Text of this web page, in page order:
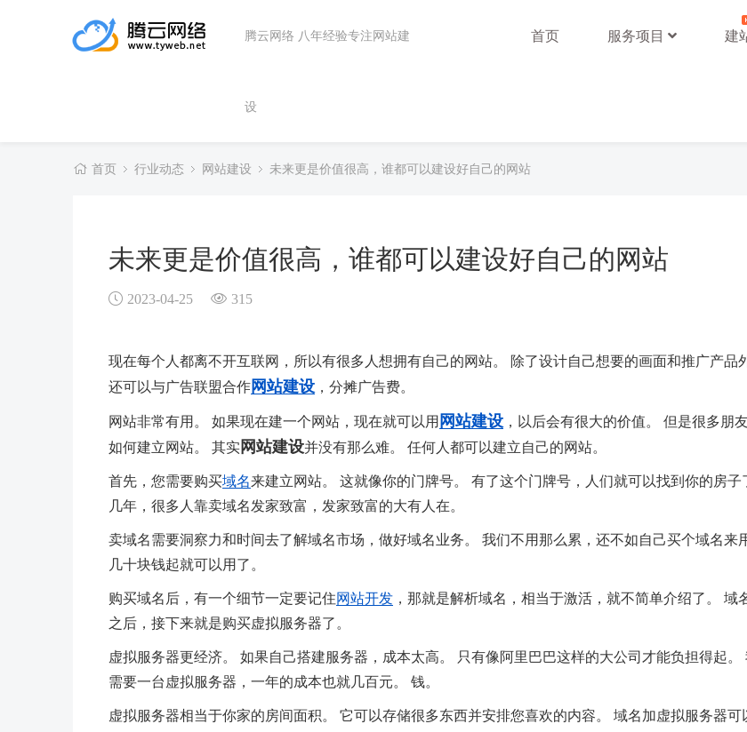
腾云网络 八年经验专注网站建
设
首页 服务项目 建
首页 行业动态 网站建设 未来更是价值很高，谁都可以建设好自己的网站
未来更是价值很高，谁都可以建设好自己的网站
2023-04-25 315
现在每个人都离不开互联网，所以有很多人想拥有自己的网站。 除了设计自己想要的画面和推广产品
还可以与广告联盟合作网站建设 ，分摊广告费。
网站非常有用。 如果现在建一个网站，现在就可以用 网站建设 ，以后会有很大的价值。 但是很多朋
如何建立网站。 其实网站建设并没有那么难。 任何人都可以建立自己的网站。
首先，您需要购买域名来建立网站。 这就像你的门牌号。 有了这个门牌号，人们就可以找到你的房子
几年，很多人靠卖域名发家致富，发家致富的大有人在。
卖域名需要洞察力和时间去了解域名市场，做好域名业务。 我们不用那么累，还不如自己买个域名来
几十块钱起就可以用了。
购买域名后，有一个细节一定要记住网站开发 ，那就是解析域名，相当于激活，就不简单介绍了。 域
之后，接下来就是购买虚拟服务器了。
虚拟服务器更经济。 如果自己搭建服务器，成本太高。 只有像阿里巴巴这样的大公司才能负担得起。
需要一台虚拟服务器，一年的成本也就几百元。 钱。
虚拟服务器相当于你家的房间面积。 它可以存储很多东西并安排您喜欢的内容。 域名加虚拟服务器可